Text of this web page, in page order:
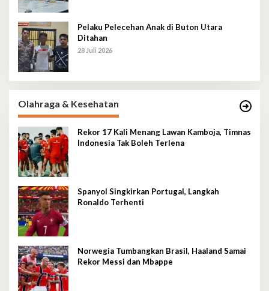
Pelaku Pelecehan Anak di Buton Utara
Ditahan
28 Juli 2026
Olahraga & Kesehatan
Rekor 17 Kali Menang Lawan Kamboja, Timnas
Indonesia Tak Boleh Terlena
Spanyol Singkirkan Portugal, Langkah
Ronaldo Terhenti
Norwegia Tumbangkan Brasil, Haaland Samai
Rekor Messi dan Mbappe